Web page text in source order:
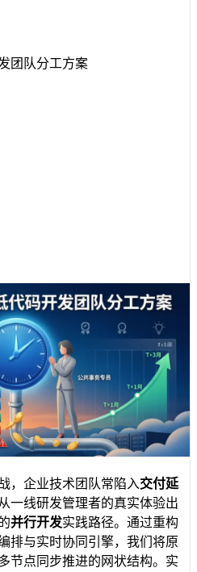
团队分工方案
，企业技术团队常陷入交付延
一线研发管理者的真实体验出
并行开发实践路径。通过重构
排与实时协同引擎，我们将原
节点同步推进的网状结构。实